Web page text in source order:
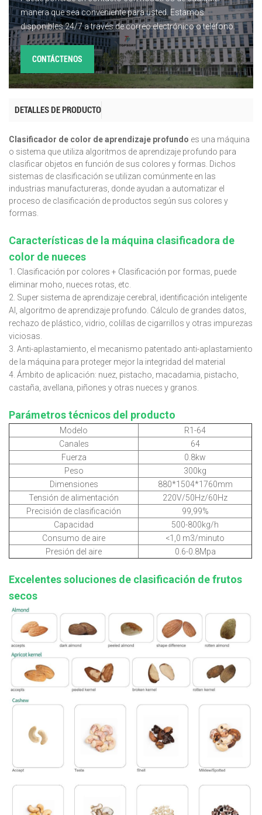
manera que sea conveniente para usted. Estamos
disponibles 24/7 a través de correo electrónico o teléfono.
CONTÁCTENOS
DETALLES DE PRODUCTO
Clasificador de color de aprendizaje profundo es una máquina
o sistema que utiliza algoritmos de aprendizaje profundo para
clasificar objetos en función de sus colores y formas. Dichos
sistemas de clasificación se utilizan comúnmente en las
industrias manufactureras, donde ayudan a automatizar el
proceso de clasificación de productos según sus colores y
formas.
Características de la máquina clasificadora de
color de nueces
1. Clasificación por colores + Clasificación por formas, puede
eliminar moho, nueces rotas, etc.
2. Super sistema de aprendizaje cerebral, identificación inteligente
AI, algoritmo de aprendizaje profundo. Cálculo de grandes datos,
rechazo de plástico, vidrio, colillas de cigarrillos y otras impurezas
viciosas.
3. Anti-aplastamiento, el mecanismo patentado anti-aplastamiento
de la máquina para proteger mejor la integridad del material
4. Ámbito de aplicación: nuez, pistacho, macadamia, pistacho,
castaña, avellana, piñones y otras nueces y granos.
Parámetros técnicos del producto
Modelo
R1-64
Canales
64
Fuerza
0.8kw
Peso
300kg
Dimensiones
880*1504*1760mm
Tensión de alimentación
220V/50Hz/60Hz
Precisión de clasificación
99,99%
Capacidad
500-800kg/h
Consumo de aire
<1,0 m3/minuto
Presión del aire
0.6-0.8Mpa
Excelentes soluciones de clasificación de frutos
secos